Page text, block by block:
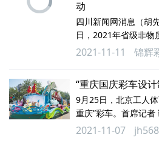
经过甘洞湾溶洞公园
城市民广场。下面就
带
动
四川新闻网消息（胡
日，2021年省级非物
山节传承展示活动在
主题为“天下奇观 浪
桌宴，热热闹闹欢庆
俗巡游队伍从兴文县
城市民广场。巡游队
路上与人们挥手互动
2021-11-11 锦辉
“重庆国庆彩车设
9月25日，北京工人
重庆”彩车。首席记
安门前，“魅力重庆”
以“重庆CC”代称。
2021-11-07 jh568